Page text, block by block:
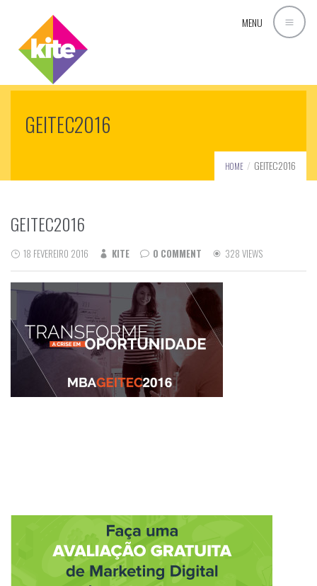
MENU
GEITEC2016
HOME GEITEC2016
GEITEC2016
18 FEVEREIRO 2016 KITE 0 COMMENT 328 VIEWS